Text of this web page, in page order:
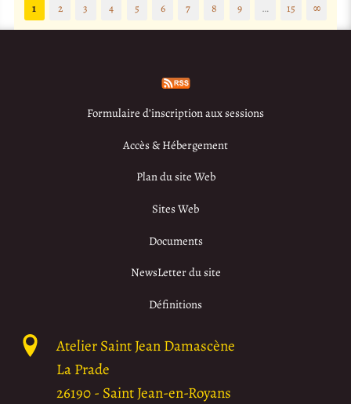
1
2 3 4 5 6 7 8 9 … 15 ∞
Formulaire d’inscription aux sessions
Accès & Hébergement
Plan du site Web
Sites Web
Documents
NewsLetter du site
Définitions
Atelier Saint Jean Damascène
La Prade
26190- Saint Jean-en-Royans